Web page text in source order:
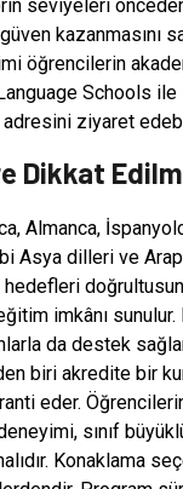
seviyeleri
kazanmasını
öğrencilerin
Schools
ziyaret
Dikkat
Almanca,
Asya dilleri ve
hedefleri
imkânı
da destek
biri akredite bir
eder.
sınıf
Konaklama